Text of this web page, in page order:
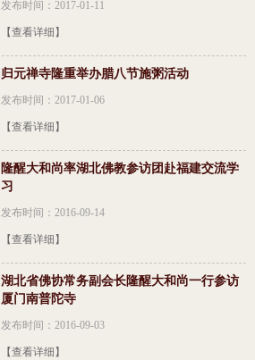
发布时间：2017-01-11
【查看详细】
归元禅寺隆重举办腊八节施粥活动
发布时间：2017-01-06
【查看详细】
隆醒大和尚率湖北佛教参访团赴福建交流学
习
发布时间：2016-09-14
【查看详细】
湖北省佛协常务副会长隆醒大和尚一行参访
厦门南普陀寺
发布时间：2016-09-03
【查看详细】